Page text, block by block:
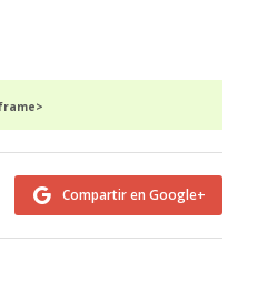
Compartir en Google+